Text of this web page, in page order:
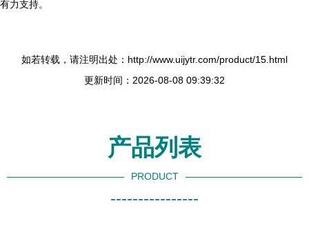
有力支持。
如若转载，请注明出处：http://www.uijytr.com/product/15.html
更新时间：2026-08-08 09:39:32
产品列表
PRODUCT
----------------